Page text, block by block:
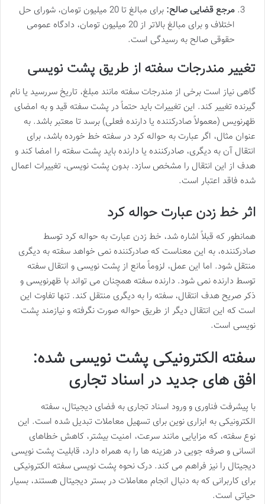
مرجع قضایی صالح:
برای مبالغ تا 20 میلیون تومان، شورای حل
اختلاف و برای مبالغ بالاتر از 20 میلیون تومان، دادگاه عمومی
حقوقی صالح به رسیدگی است.
تغییر مندرجات سفته از طریق پشت نویسی
گاهی نیاز است برخی از مندرجات سفته مانند مبلغ، تاریخ سررسید یا نام
گیرنده تغییر کند. این تغییرات باید حتماً در پشت سفته قید و به امضای
ظهرنویس (معمولاً صادرکننده یا دارنده فعلی) برسد تا معتبر باشد. به
عنوان مثال، اگر عبارت به حواله کرد در سفته خط خورده باشد، برای
انتقال آن به دیگری، صادرکننده یا دارنده باید پشت سفته را امضا کند و
هدف از این انتقال را مشخص سازد. بدون پشت نویسی، تغییرات اعمال
شده فاقد اعتبار است.
اثر خط زدن عبارت حواله کرد
همانطور که قبلاً اشاره شد، خط زدن عبارت به حواله کرد توسط
صادرکننده، به این معناست که صادرکننده نمی خواهد سفته به دیگری
منتقل شود. اما این عمل، لزوماً مانع از پشت نویسی و انتقال سفته
توسط دارنده نمی شود. دارنده سفته همچنان می تواند با ظهرنویسی و
ذکر صریح هدف انتقال، سفته را به دیگری منتقل کند. تنها تفاوت این
است که این انتقال دیگر از طریق حواله صورت نگرفته و نیازمند پشت
نویسی است.
سفته الکترونیکی پشت نویسی شده:
افق های جدید در اسناد تجاری
با پیشرفت فناوری و ورود اسناد تجاری به فضای دیجیتال، سفته
الکترونیکی به ابزاری نوین برای تسهیل معاملات تبدیل شده است. این
نوع سفته، که مزایایی مانند سرعت، امنیت بیشتر، کاهش خطاهای
انسانی و صرفه جویی در هزینه ها را به همراه دارد، قابلیت پشت نویسی
دیجیتال را نیز فراهم می کند. درک نحوه پشت نویسی سفته الکترونیکی
برای کاربرانی که به دنبال انجام معاملات در بستر دیجیتال هستند، بسیار
حیاتی است.